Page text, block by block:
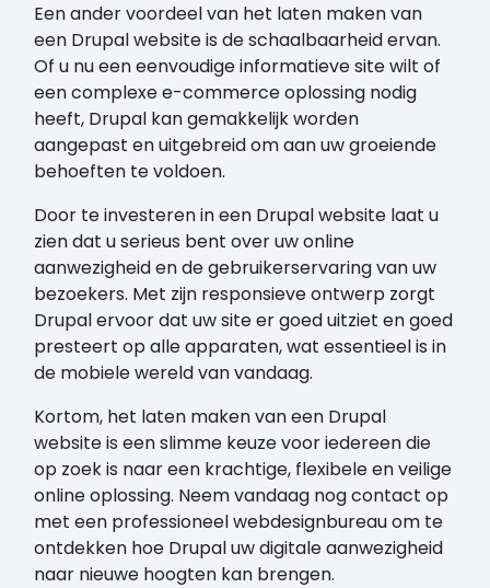
Een ander voordeel van het laten maken van
een Drupal website is de schaalbaarheid ervan.
Of u nu een eenvoudige informatieve site wilt of
een complexe e-commerce oplossing nodig
heeft, Drupal kan gemakkelijk worden
aangepast en uitgebreid om aan uw groeiende
behoeften te voldoen.
Door te investeren in een Drupal website laat u
zien dat u serieus bent over uw online
aanwezigheid en de gebruikerservaring van uw
bezoekers. Met zijn responsieve ontwerp zorgt
Drupal ervoor dat uw site er goed uitziet en goed
presteert op alle apparaten, wat essentieel is in
de mobiele wereld van vandaag.
Kortom, het laten maken van een Drupal
website is een slimme keuze voor iedereen die
op zoek is naar een krachtige, flexibele en veilige
online oplossing. Neem vandaag nog contact op
met een professioneel webdesignbureau om te
ontdekken hoe Drupal uw digitale aanwezigheid
naar nieuwe hoogten kan brengen.